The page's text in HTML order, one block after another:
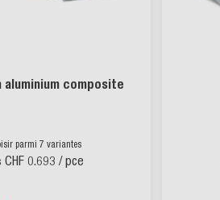
aluminium composite
parmi 7 variantes
CHF 0.693 / pce